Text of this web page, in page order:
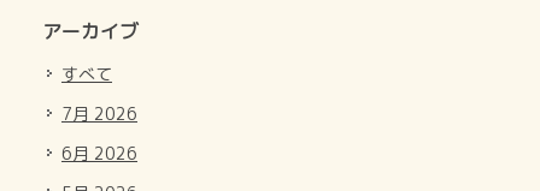
アーカイブ
すべて
7月 2026
6月 2026